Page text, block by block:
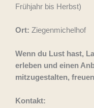
Frühjahr bis Herbst)
Ort: Ziegenmichelhof
Wenn du Lust hast,
erleben und einen
mitzugestalten,
Kontakt: